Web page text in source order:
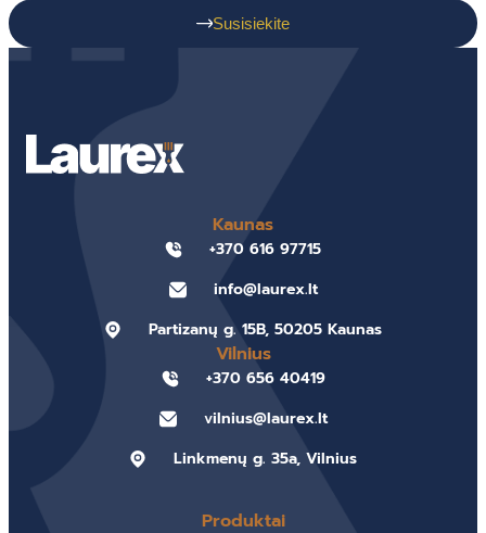
Susisiekite
Kaunas
+370 616 97715
info@laurex.lt
Partizanų g. 15B, 50205 Kaunas
Vilnius
+370 656 40419
vilnius@laurex.lt
Linkmenų g. 35a, Vilnius
Produktai